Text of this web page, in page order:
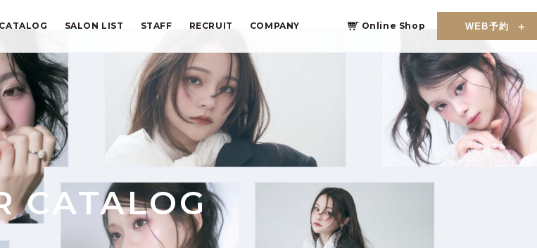
SALON LIST STAFF RECRUIT COMPANY Online Shop WEB予約
CATALOG